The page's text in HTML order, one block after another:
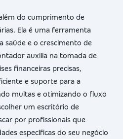
do cumprimento de
Ela é uma ferramenta
saúde e o crescimento de
auxilia na tomada de
financeiras precisas,
e suporte para a
multas e otimizando o fluxo
um escritório de
por profissionais que
específicas do seu negócio